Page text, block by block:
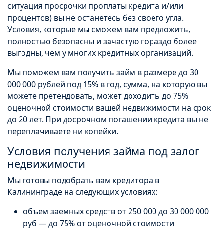
ситуация просрочки проплаты кредита и/или
процентов) вы не останетесь без своего угла.
Условия, которые мы сможем вам предложить,
полностью безопасны и зачастую гораздо более
выгодны, чем у многих кредитных организаций.
Мы поможем вам получить займ в размере до 30
000 000 рублей под 15% в год, сумма, на которую вы
можете претендовать, может доходить до 75%
оценочной стоимости вашей недвижимости на срок
до 20 лет. При досрочном погашении кредита вы не
переплачиваете ни копейки.
Условия получения займа под залог
недвижимости
Мы готовы подобрать вам кредитора в
Калининграде на следующих условиях:
объем заемных средств от 250 000 до 30 000 000
руб — до 75% от оценочной стоимости